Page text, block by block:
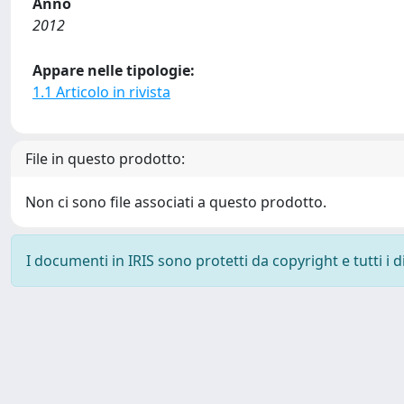
2012
Appare nelle tipologie:
1.1 Articolo in rivista
File in questo prodotto:
Non ci sono file associati a questo prodotto.
I documenti in IRIS sono protetti da copyright e tutti i